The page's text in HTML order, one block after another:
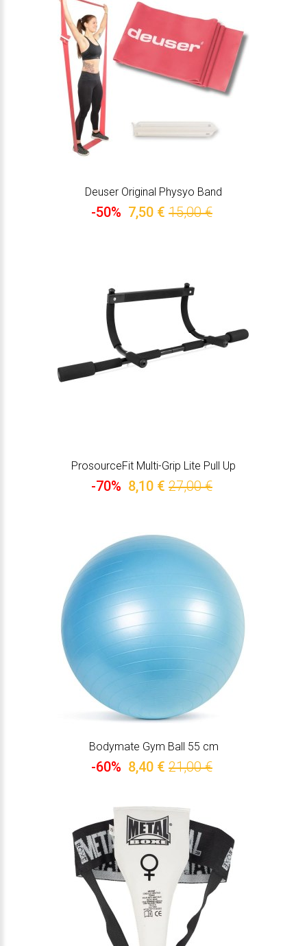
Deuser Original Physyo Band
-50% 7,50 € 15,00 €
ProsourceFit Multi-Grip Lite Pull Up
-70% 8,10 € 27,00 €
Bodymate Gym Ball 55 cm
-60% 8,40 € 21,00 €